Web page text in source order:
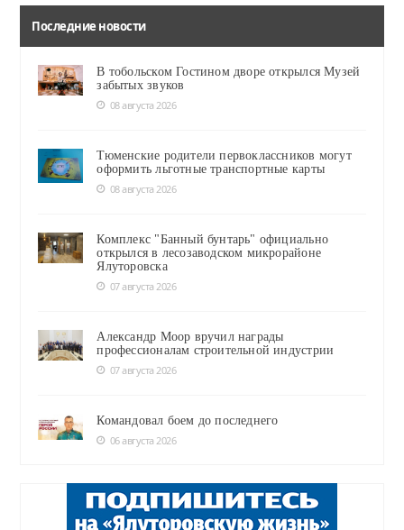
Последние новости
В тобольском Гостином дворе открылся Музей
забытых звуков
08 августа 2026
Тюменские родители первоклассников могут
оформить льготные транспортные карты
08 августа 2026
Комплекс "Банный бунтарь" официально
открылся в лесозаводском микрорайоне
Ялуторовска
07 августа 2026
Александр Моор вручил награды
профессионалам строительной индустрии
07 августа 2026
Командовал боем до последнего
06 августа 2026